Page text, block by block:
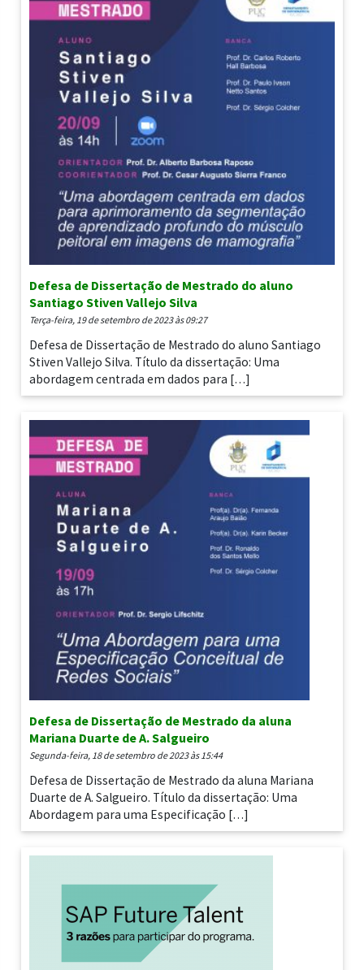
Defesa de Dissertação de Mestrado do aluno
Santiago Stiven Vallejo Silva
terça-feira, 19 de setembro de 2023 às 09:27
Defesa de Dissertação de Mestrado do aluno Santiago
Stiven Vallejo Silva. Título da dissertação: Uma
abordagem centrada em dados para […]
Defesa de Dissertação de Mestrado da aluna
Mariana Duarte de A. Salgueiro
segunda-feira, 18 de setembro de 2023 às 15:44
Defesa de Dissertação de Mestrado da aluna Mariana
Duarte de A. Salgueiro. Título da dissertação: Uma
Abordagem para uma Especificação […]